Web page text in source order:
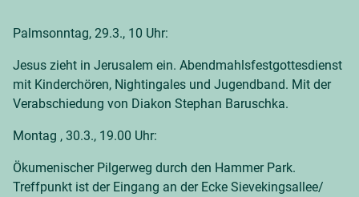
Palmsonntag, 29.3., 10 Uhr:
Jesus zieht in Jerusalem ein. Abendmahlsfestgottesdienst
mit Kinderchören, Nightingales und Jugendband. Mit der
Verabschiedung von Diakon Stephan Baruschka.
Montag , 30.3., 19.00 Uhr:
Ökumenischer Pilgerweg durch den Hammer Park.
Treffpunkt ist der Eingang an der Ecke Sievekingsallee/